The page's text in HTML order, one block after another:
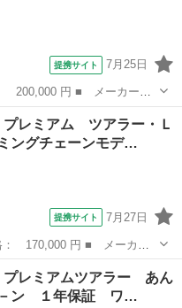
提携サイト 7月25日
■ グレード名： Ｇ 純正
ｔｈオーディオ バックモ
プレミアム ツアラー・Ｌ
ングチェーンモデ…
提携サイト 7月27日
グレード名： プレミア
チェーンモデル ナビ 地
プレミアムツアラー あん
ン １年保証 ワ…